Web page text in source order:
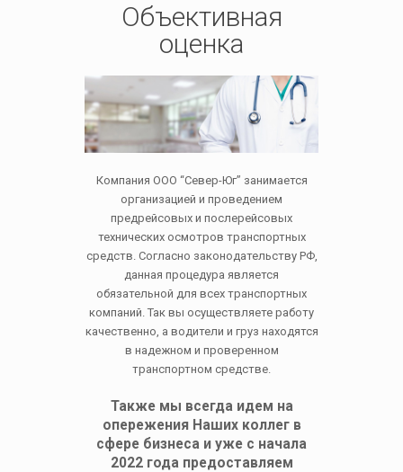
Объективная
оценка
Компания ООО “Север-Юг” занимается
организацией и проведением
предрейсовых и послерейсовых
технических осмотров транспортных
средств. Согласно законодательству РФ,
данная процедура является
обязательной для всех транспортных
компаний. Так вы осуществляете работу
качественно, а водители и груз находятся
в надежном и проверенном
транспортном средстве.
Также мы всегда идем на
опережения Наших коллег в
сфере бизнеса и уже с начала
2022 года предоставляем